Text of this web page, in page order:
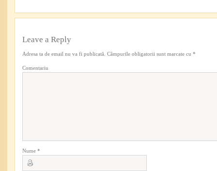
Leave a Reply
Adresa ta de email nu va fi publicată. Câmpurile obligatorii sunt marcate cu *
Comentariu
Nume *